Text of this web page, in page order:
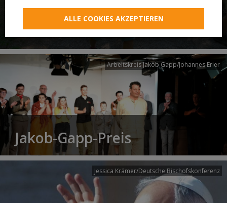
Neuer Pilgerweg Via
Laudato si’
Arbeitskreis Jakob Gapp/Johannes Erler
Jakob-Gapp-Preis
Jessica Krämer/Deutsche Bischofskonferenz
ALLE COOKIES AKZEPTIEREN